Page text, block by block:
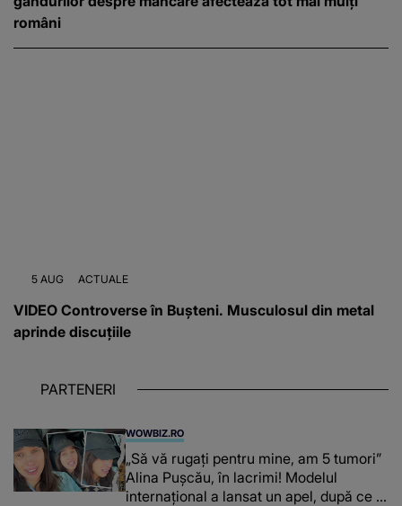
români
5 AUG ACTUALE
VIDEO Controverse în Bușteni. Musculosul din metal
aprinde discuțiile
PARTENERI
WOWBIZ.RO
„Să vă rugați pentru mine, am 5 tumori”
Alina Pușcău, în lacrimi! Modelul
internațional a lansat un apel, după ce a